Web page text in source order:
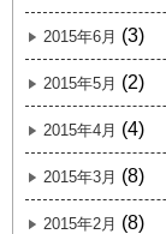
2015年6月 (3)
2015年5月 (2)
2015年4月 (4)
2015年3月 (8)
2015年2月 (8)